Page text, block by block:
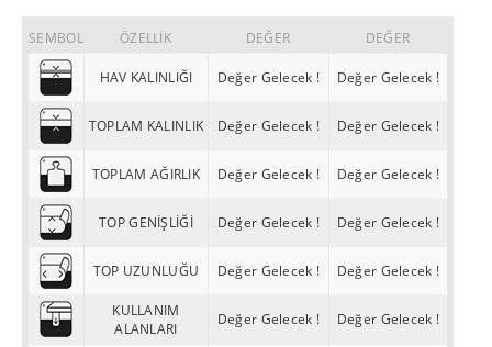
SEMBOL ÖZELLİK DEĞER DEĞER
HAV KALINLIĞI Değer Gelecek ! Değer Gelecek !
TOPLAM KALINLIK Değer Gelecek ! Değer Gelecek !
TOPLAM AĞIRLIK Değer Gelecek ! Değer Gelecek !
TOP GENİŞLİĞİ Değer Gelecek ! Değer Gelecek !
TOP UZUNLUĞU Değer Gelecek ! Değer Gelecek !
KULLANIM
ALANLARI
Değer Gelecek ! Değer Gelecek !